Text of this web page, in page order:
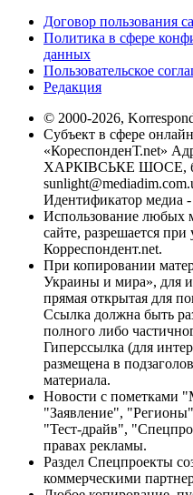
Договор пользования
Политика в сфере
данных
Пользовательское
Редакция
© 2000-2026,
Субъект в сфере
«КореспонденТ.net»
ХАРКІВСЬКЕ ШОСЕ,
Идентификатор медиа
Использование любых
сайте, разрешается
Корреспондент.net.
При копировании
Украины и мира», для
прямая открытая для
Ссылка должна быть
полного либо
Гиперссылка (для
размещена в
материала.
Новости с пометками
"Заявление",
"Тест-драйв",
правах рекламы.
Раздел Спецпроекты
коммерческими